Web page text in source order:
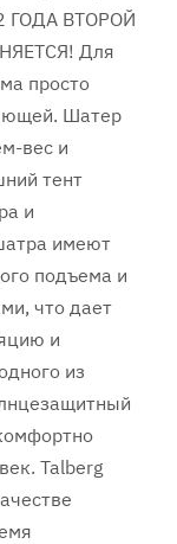
ГОДА ВТОРОЙ
Для
просто
Шатер
вес и
тент
и
имеют
подъема и
что дает
и
из
Talberg